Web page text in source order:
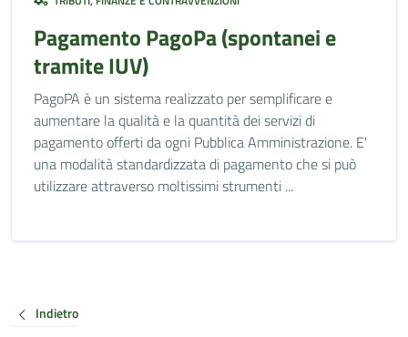
Pagamento PagoPa (spontanei e
tramite IUV)
PagoPA è un sistema realizzato per semplificare e
aumentare la qualità e la quantità dei servizi di
pagamento offerti da ogni Pubblica Amministrazione. E'
una modalità standardizzata di pagamento che si può
utilizzare attraverso moltissimi strumenti ...
Indietro